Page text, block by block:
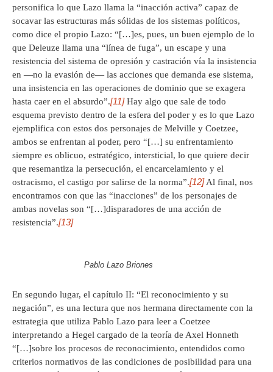
personifica lo que Lazo llama la “inacción activa” capaz de
socavar las estructuras más sólidas de los sistemas políticos,
como dice el propio Lazo: “[…]es, pues, un buen ejemplo de lo
que Deleuze llama una “línea de fuga”, un escape y una
resistencia del sistema de opresión y castración vía la insistencia
en —no la evasión de— las acciones que demanda ese sistema,
una insistencia en las operaciones de dominio que se exagera
hasta caer en el absurdo”.[11]Hay algo que sale de todo
esquema previsto dentro de la esfera del poder y es lo que Lazo
ejemplifica con estos dos personajes de Melville y Coetzee,
ambos se enfrentan al poder, pero “[…] su enfrentamiento
siempre es oblicuo, estratégico, intersticial, lo que quiere decir
que resemantiza la persecución, el encarcelamiento y el
ostracismo, el castigo por salirse de la norma”.[12]Al final, nos
encontramos con que las “inacciones” de los personajes de
ambas novelas son “[…]disparadores de una acción de
resistencia”.[13]
Pablo Lazo Briones
En segundo lugar, el capítulo II: “El reconocimiento y su
negación”, es una lectura que nos hermana directamente con la
estrategia que utiliza Pablo Lazo para leer a Coetzee
interpretando a Hegel cargado de la teoría de Axel Honneth
“[…]sobre los procesos de reconocimiento, entendidos como
criterios normativos de las condiciones de posibilidad para una